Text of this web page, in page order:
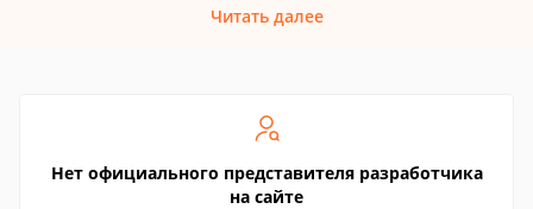
Читать далее
Нет официального представителя разработчика
на сайте